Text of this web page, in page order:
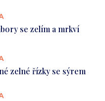
se zelím a mrkví
zelné řízky se sýrem